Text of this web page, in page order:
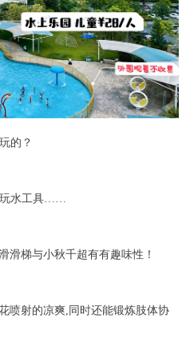
的？
玩水工具……
滑梯与小秋千超有有趣味性！
喷射的凉爽,同时还能锻炼肢体协